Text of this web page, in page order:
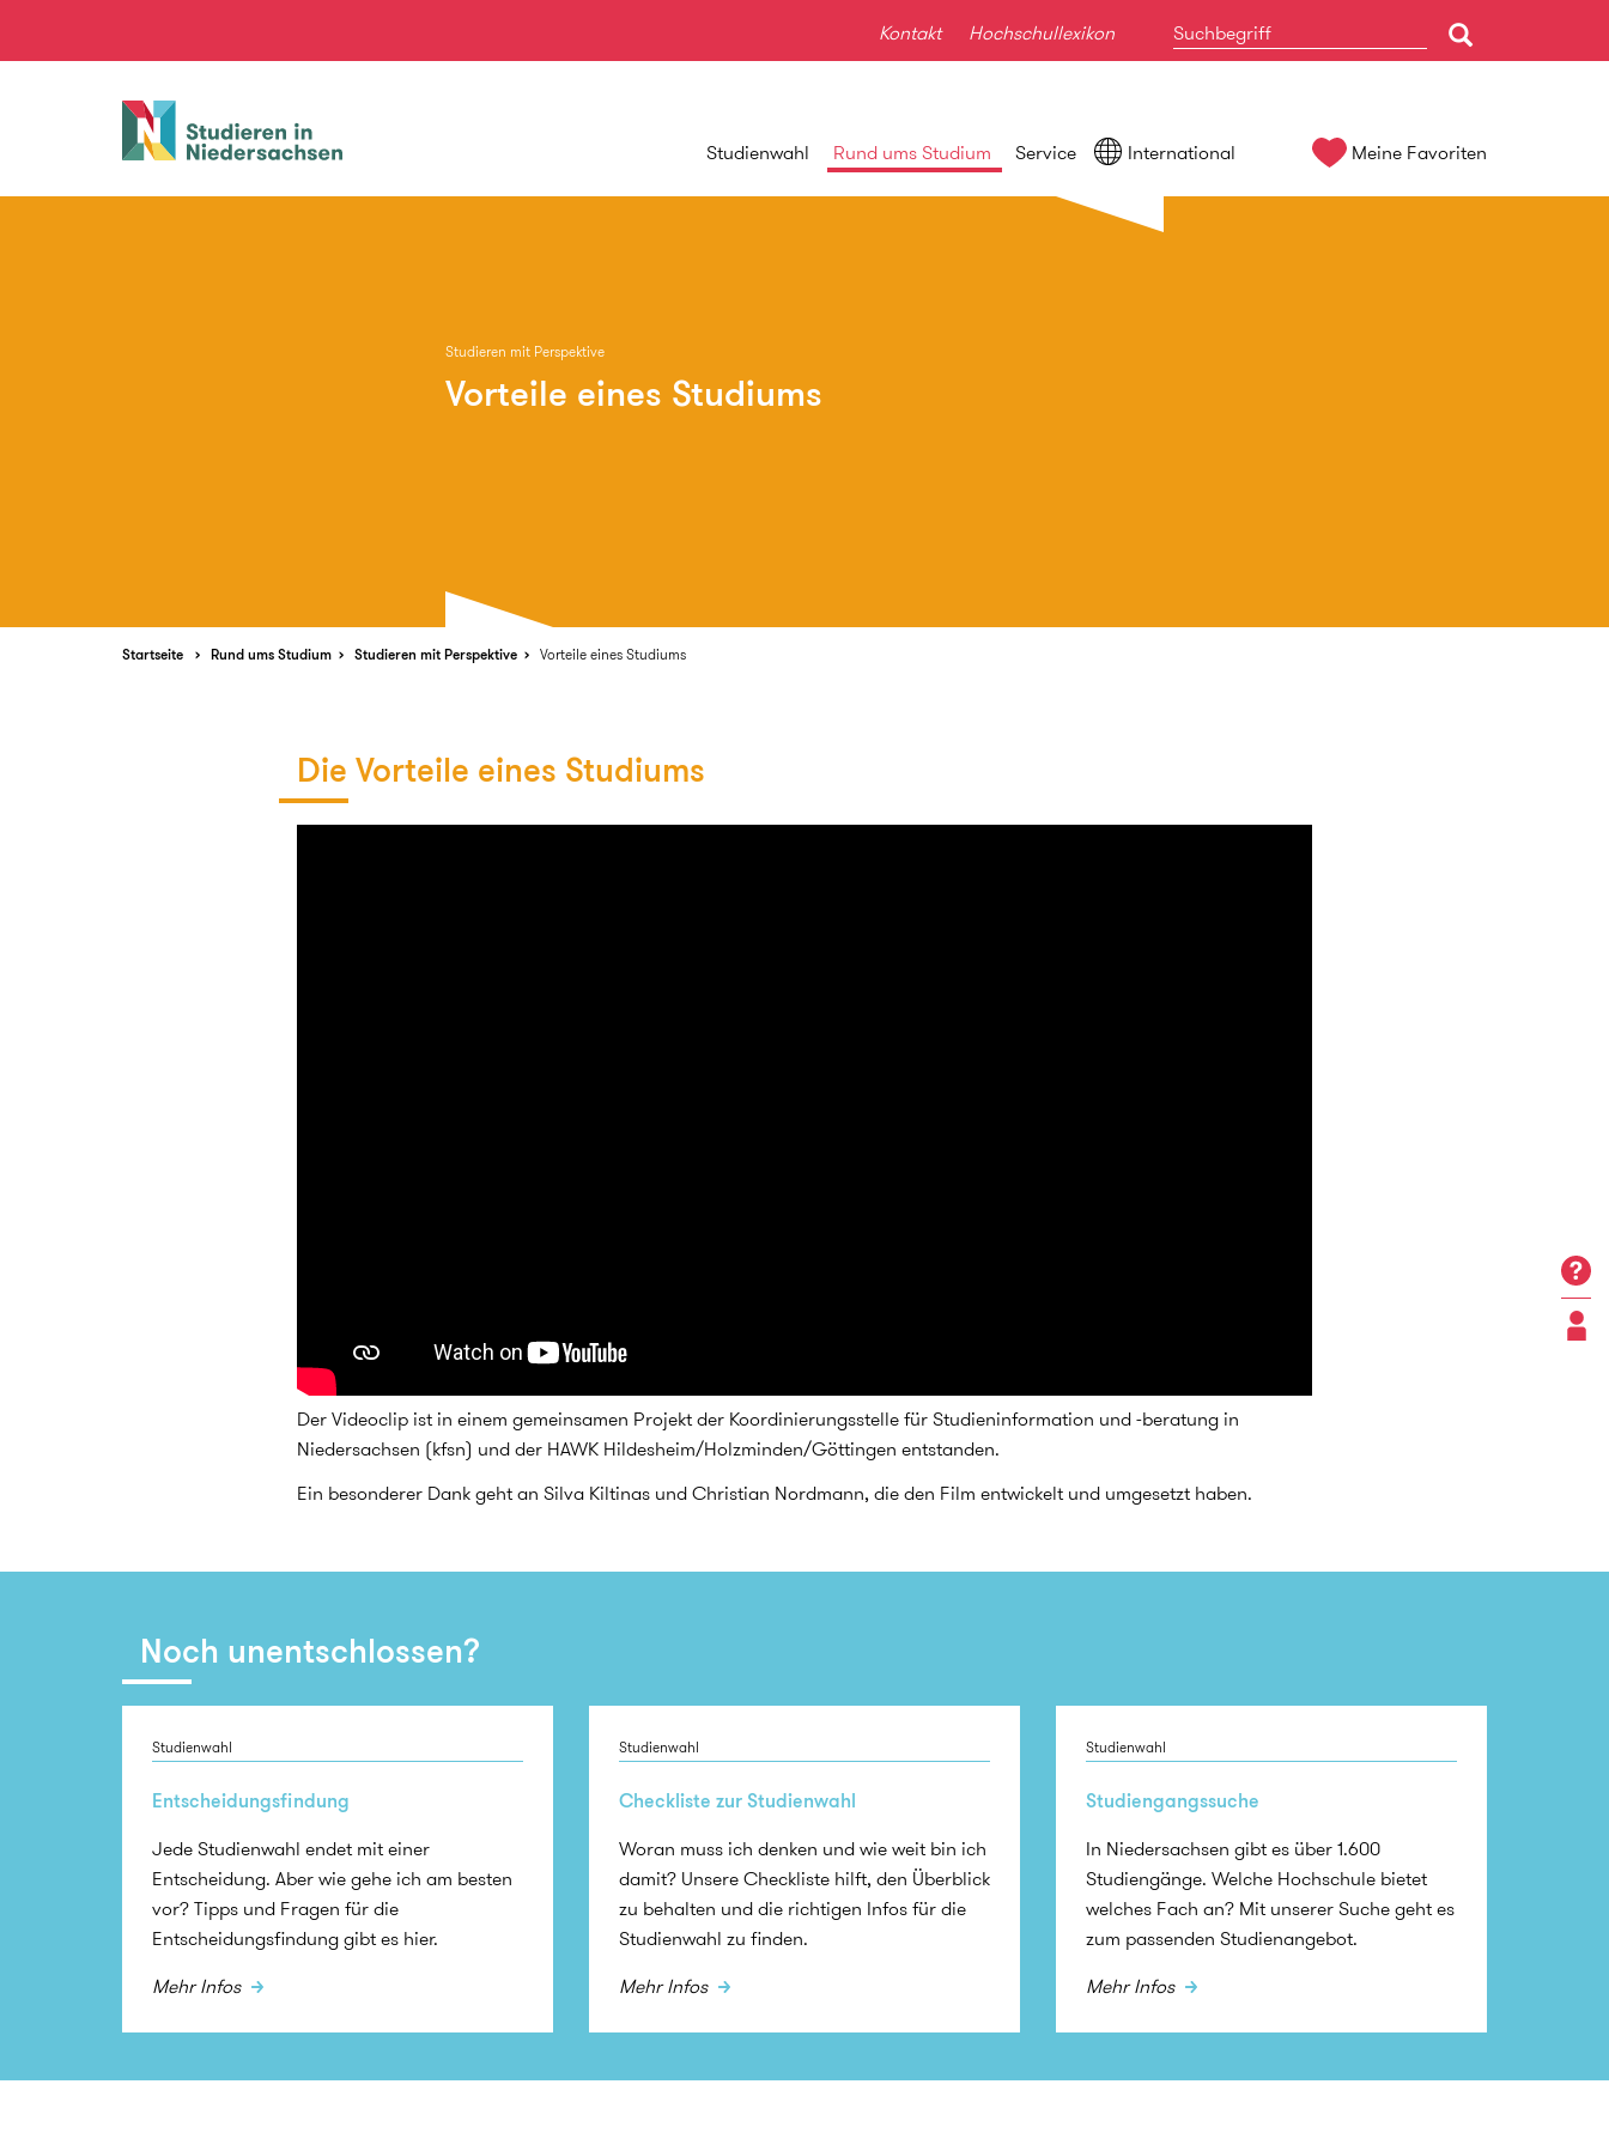
Kontakt Hochschullexikon
Studieren
in
Studienwahl Rund ums Studium Service International Meine Favoriten
Studieren mit Perspektive
Vorteile eines Studiums
Startseite Rund ums Studium Studieren mit Perspektive Vorteile eines Studiums
Die Vorteile eines Studiums
Der Videoclip ist in einem gemeinsamen Projekt der Koordinierungsstelle für Studieninformation und -beratung in
Niedersachsen (kfsn) und der HAWK Hildesheim/Holzminden/Göttingen entstanden.
Ein besonderer Dank geht an Silva Kiltinas und Christian Nordmann, die den Film entwickelt und umgesetzt haben.
Noch unentschlossen?
Studienwahl
Entscheidungsfindung
Jede Studienwahl endet mit einer
Entscheidung. Aber wie gehe ich am besten
vor? Tipps und Fragen für die
Entscheidungsfindung gibt es hier.
Mehr Infos
Studienwahl
Checkliste zur Studienwahl
Woran muss ich denken und wie weit bin ich
damit? Unsere Checkliste hilft, den Überblick
zu behalten und die richtigen Infos für die
Studienwahl zu finden.
Mehr Infos
Studienwahl
Studiengangssuche
In Niedersachsen gibt es über 1.600
Studiengänge. Welche Hochschule bietet
welches Fach an? Mit unserer Suche geht es
zum passenden Studienangebot.
Mehr Infos